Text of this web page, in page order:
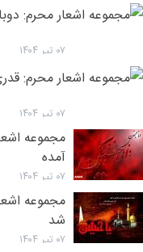
۰۷ تیر ۱۴۰۴
۰۷ تیر ۱۴۰۴
مجموعه
آمده
۰۷ تیر ۱۴۰۴
مجموعه
شد
۰۷ تیر ۱۴۰۴